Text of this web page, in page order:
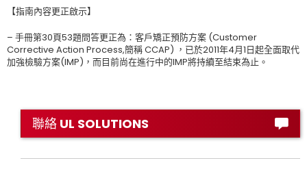
【指南內容更正啟示】
– 手冊第30頁53題問答更正為：客戶矯正預防方案 (Customer
Corrective Action Process,簡稱 CCAP) ，已於2011年4月1日起全面取代
加強檢驗方案(IMP)，而目前尚在進行中的IMP將持續至結束為止。
聯絡 UL SOLUTIONS